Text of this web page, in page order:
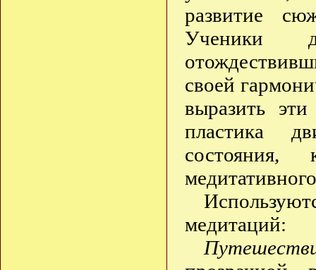
развитие
Ученики
своей
выразить
пластика
медитаций: